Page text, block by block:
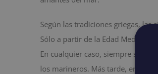
Según las tradiciones griegas,
Sólo a partir de la Edad Media
En cualquier caso, siempre se les
los marineros. Más tarde, en las